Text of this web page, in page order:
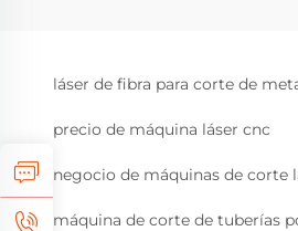
láser de fibra para corte de
precio de máquina láser cnc
negocio de máquinas de corte
máquina de corte de tuberías